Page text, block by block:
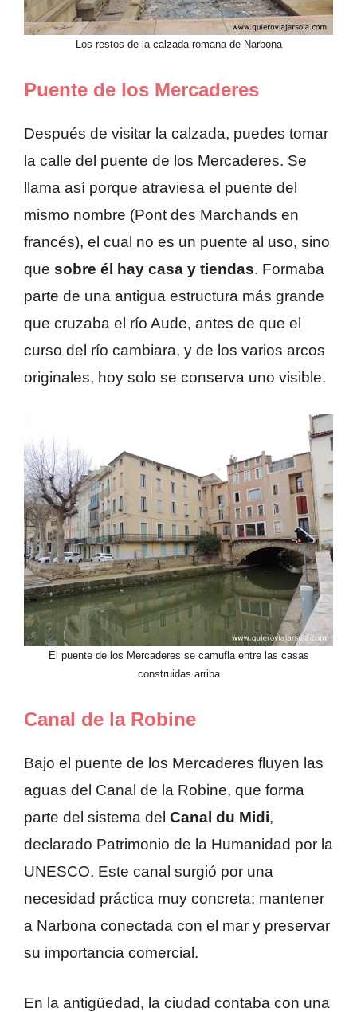
Los restos de la calzada romana de Narbona
Puente de los Mercaderes
Después de visitar la calzada, puedes tomar
la calle del puente de los Mercaderes. Se
llama así porque atraviesa el puente del
mismo nombre (Pont des Marchands en
francés), el cual no es un puente al uso, sino
que sobre él hay casa y tiendas. Formaba
parte de una antigua estructura más grande
que cruzaba el río Aude, antes de que el
curso del río cambiara, y de los varios arcos
originales, hoy solo se conserva uno visible.
El puente de los Mercaderes se camufla entre las casas
construidas arriba
Canal de la Robine
Bajo el puente de los Mercaderes fluyen las
aguas del Canal de la Robine, que forma
parte del sistema del Canal du Midi,
declarado Patrimonio de la Humanidad por la
UNESCO. Este canal surgió por una
necesidad práctica muy concreta: mantener
a Narbona conectada con el mar y preservar
su importancia comercial.
En la antigüedad, la ciudad contaba con una